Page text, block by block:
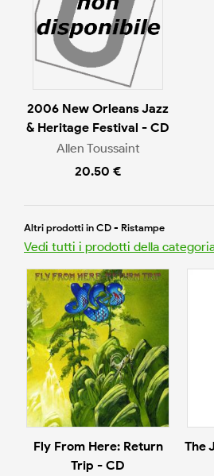
2006 New Orleans Jazz
& Heritage Festival - CD
Allen Toussaint
20.50 €
Altri prodotti in CD - Ristampe
Vedi tutti i prodotti della
Fly From Here: Return
Trip - CD
The